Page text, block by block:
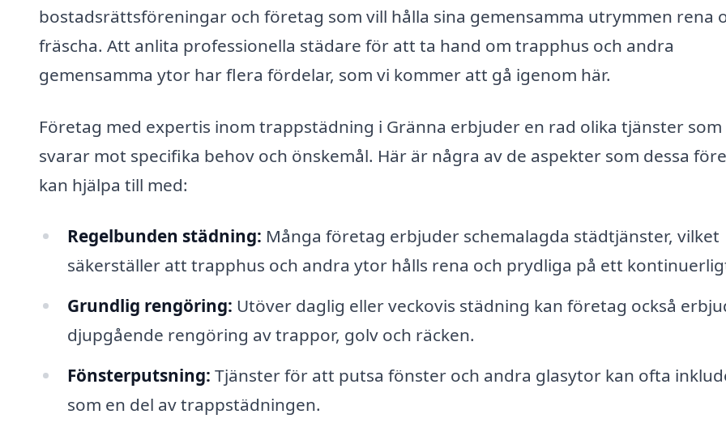
bostadsrättsföreningar och företag som vill hålla sina gemensamma utrymmen rena
fräscha. Att anlita professionella städare för att ta hand om trapphus och andra
gemensamma ytor har flera fördelar, som vi kommer att gå igenom här.
Företag med expertis inom trappstädning i Gränna erbjuder en rad olika tjänster som
svarar mot specifika behov och önskemål. Här är några av de aspekter som dessa
kan hjälpa till med:
Regelbunden städning: Många företag erbjuder schemalagda städtjänster, vilket
säkerställer att trapphus och andra ytor hålls rena och prydliga på ett
Grundlig rengöring: Utöver daglig eller veckovis städning kan företag också
djupgående rengöring av trappor, golv och räcken.
Fönsterputsning: Tjänster för att putsa fönster och andra glasytor kan ofta
som en del av trappstädningen.